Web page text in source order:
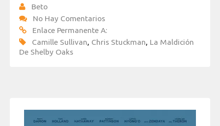
Beto
No Hay Comentarios
Enlace Permanente A:
Camille Sullivan, Chris Stuckman, La Maldición
De Shelby Oaks